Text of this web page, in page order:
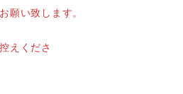
します。
えくださ